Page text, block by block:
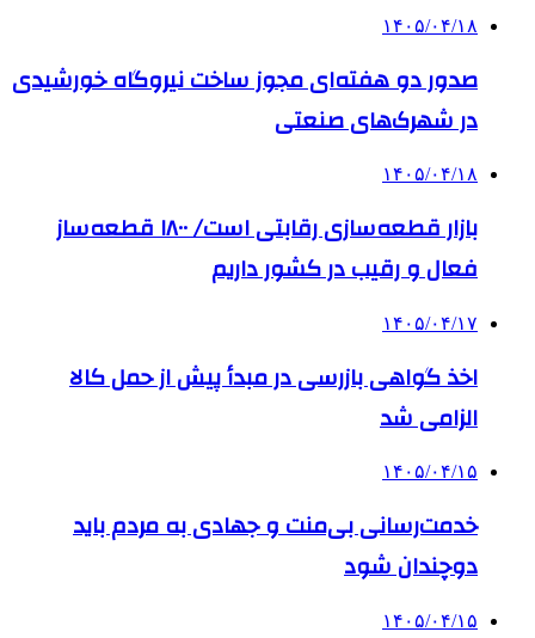
۱۴۰۵/۰۴/۱۸
صدور دو هفته‌ای مجوز ساخت نیروگاه خورشیدی
در شهرک‌های صنعتی
۱۴۰۵/۰۴/۱۸
بازار قطعه‌سازی رقابتی است/ ۱۸۰۰ قطعه‌ساز
فعال و رقیب در کشور داریم
۱۴۰۵/۰۴/۱۷
اخذ گواهی بازرسی در مبدأ پیش از حمل کالا
الزامی شد
۱۴۰۵/۰۴/۱۵
خدمت‌رسانی بی‌منت و جهادی به مردم باید
دوچندان شود
۱۴۰۵/۰۴/۱۵